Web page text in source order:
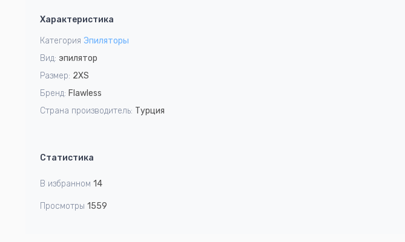
4
Характеристика
Категория Эпиляторы
Вид: эпилятор
Размер: 2XS
Бренд: Flawless
Страна производитель: Турция
Статистика
В избранном 14
Просмотры 1559